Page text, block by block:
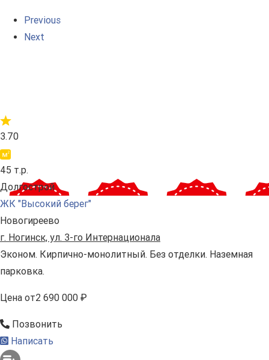
Previous
Next
3.70
45 т.р.
Долгострой
ЖК "Высокий берег"
Новогиреево
г. Ногинск, ул. 3-го Интернационала
Эконом. Кирпично-монолитный. Без отделки. Наземная
парковка.
Цена от2 690 000 ₽
Позвонить
Написать